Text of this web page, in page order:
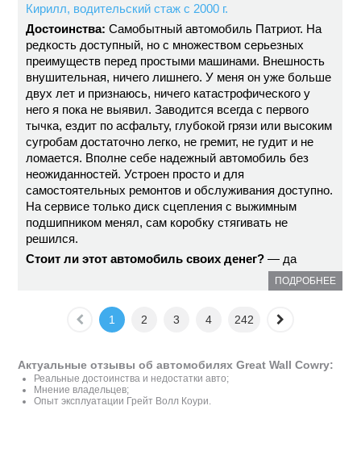
Кирилл, водительский стаж с 2000 г.
Достоинства: Самобытный автомобиль Патриот. На
редкость доступный, но с множеством серьезных
преимуществ перед простыми машинами. Внешность
внушительная, ничего лишнего. У меня он уже больше
двух лет и признаюсь, ничего катастрофического у
него я пока не выявил. Заводится всегда с первого
тычка, ездит по асфальту, глубокой грязи или высоким
сугробам достаточно легко, не гремит, не гудит и не
ломается. Вполне себе надежный автомобиль без
неожиданностей. Устроен просто и для
самостоятельных ремонтов и обслуживания доступно.
На сервисе только диск сцепления с выжимным
подшипником менял, сам коробку стягивать не
решился.
Стоит ли этот автомобиль своих денег? — да
ПОДРОБНЕЕ
1 2 3 4 242
Актуальные отзывы об автомобилях Great Wall Cowry:
Реальные достоинства и недостатки авто;
Мнение владельцев;
Опыт эксплуатации Грейт Волл Коури.